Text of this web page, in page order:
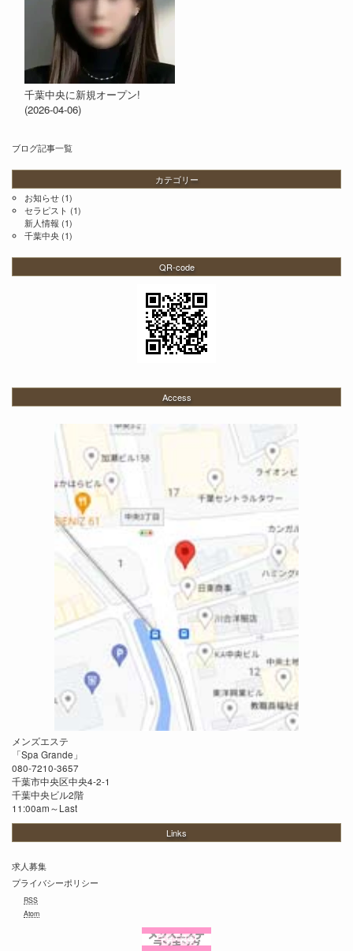
千葉中央に新規オープン!
(2026-04-06)
ブログ記事一覧
カテゴリー
お知らせ (1)
セラピスト (1)
新人情報 (1)
千葉中央 (1)
QR-code
Access
メンズエステ
「Spa Grande 」
080-7210-3657
千葉市中央区中央4-2-1
千葉中央ビル2階
11:00am～Last
Links
求人募集
プライバシーポリシー
RSS
Atom